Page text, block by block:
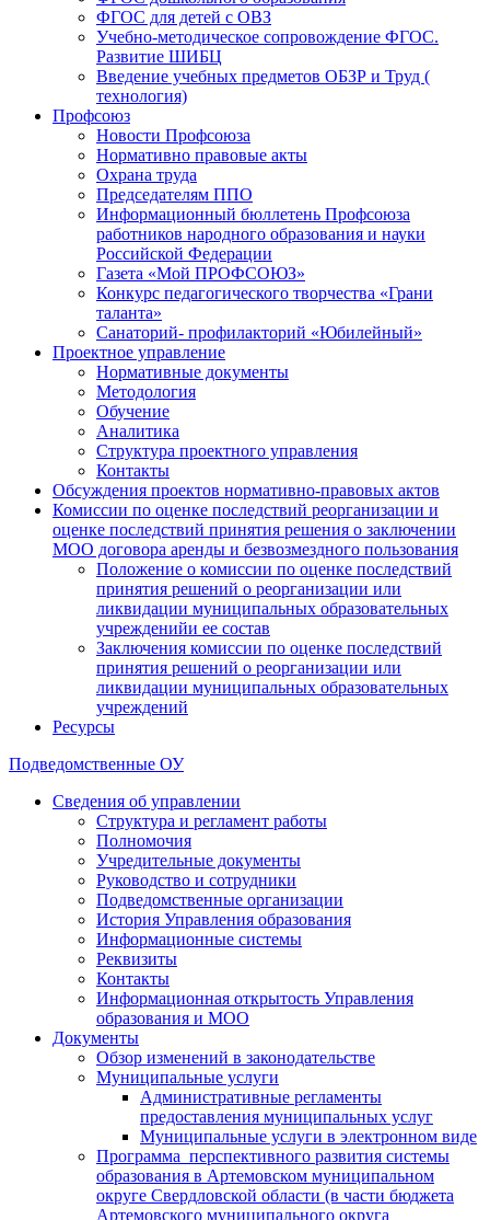
ФГОС для детей с ОВЗ
Учебно-методическое сопровождение ФГОС.
Развитие ШИБЦ
Введение учебных предметов ОБЗР и Труд (
технология)
Профсоюз
Новости Профсоюза
Нормативно правовые акты
Охрана труда
Председателям ППО
Информационный бюллетень Профсоюза
работников народного образования и науки
Российской Федерации
Газета «Мой ПРОФСОЮЗ»
Конкурс педагогического творчества «Грани
таланта»
Санаторий- профилакторий «Юбилейный»
Проектное управление
Нормативные документы
Методология
Обучение
Аналитика
Структура проектного управления
Контакты
Обсуждения проектов нормативно-правовых актов
Комиссии по оценке последствий реорганизации и
оценке последствий принятия решения о заключении
МОО договора аренды и безвозмездного пользования
Положение о комиссии по оценке последствий
принятия решений о реорганизации или
ликвидации муниципальных образовательных
учрежденийи ее состав
Заключения комиссии по оценке последствий
принятия решений о реорганизации или
ликвидации муниципальных образовательных
учреждений
Ресурсы
Подведомственные ОУ
Сведения об управлении
Структура и регламент работы
Полномочия
Учредительные документы
Руководство и сотрудники
Подведомственные организации
История Управления образования
Информационные системы
Реквизиты
Контакты
Информационная открытость Управления
образования и МОО
Документы
Обзор изменений в законодательстве
Муниципальные услуги
Административные регламенты
предоставления муниципальных услуг
Муниципальные услуги в электронном виде
Программа перспективного развития системы
образования в Артемовском муниципальном
округе Свердловской области (в части бюджета
Артемовского муниципального округа